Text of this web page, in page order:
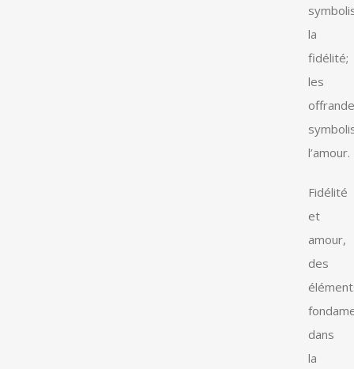
la
fidélité;
les
l’amour.
Fidélité
et
amour,
des
dans
la